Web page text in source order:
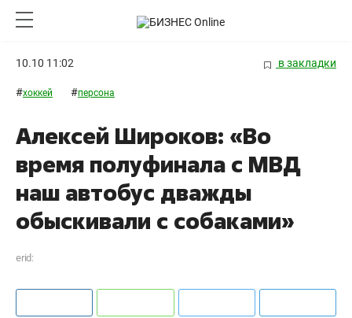
10.10 11:02 в закладки
#хоккей #персона
Алексей Широков: «Во
время полуфинала с МВД
наш автобус дважды
обыскивали с собаками»
erid: